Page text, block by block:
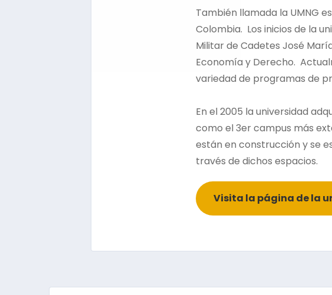
También llamada la UMNG
Colombia. Los inicios de la
Militar de Cadetes José
Economía y Derecho.
variedad de programas de
En el 2005 la universidad
como el 3er campus más
están en construcción y se
través de dichos espacios.
Visita la página de la